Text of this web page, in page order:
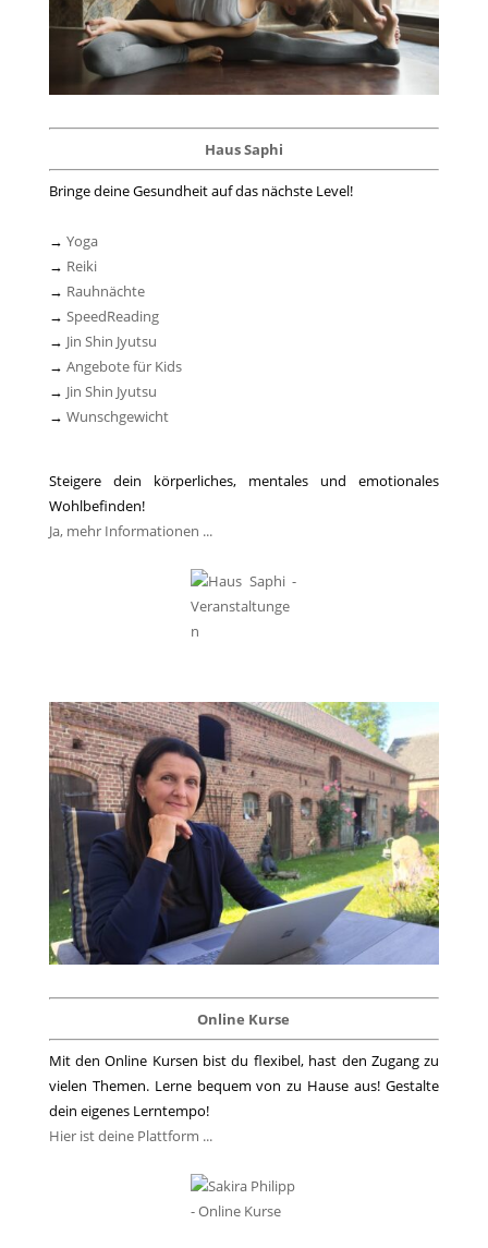
Haus Saphi
Bringe deine Gesundheit auf das nächste Level!
→ Yoga
→ Reiki
→ Rauhnächte
→ SpeedReading
→ Jin Shin Jyutsu
→ Angebote für Kids
→ Jin Shin Jyutsu
→ Wunschgewicht
Steigere dein körperliches, mentales und emotionales
Wohlbefinden!
Ja, mehr Informationen ...
Online Kurse
Mit den Online Kursen bist du flexibel, hast den Zugang zu
vielen Themen. Lerne bequem von zu Hause aus! Gestalte
dein eigenes Lerntempo!
Hier ist deine Plattform ...